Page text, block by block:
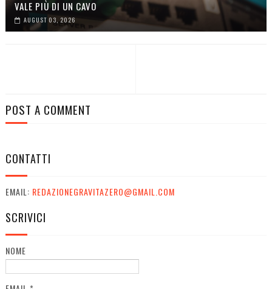
VALE PIÙ DI UN CAVO
AUGUST 03, 2026
POST A COMMENT
CONTATTI
EMAIL: REDAZIONEGRAVITAZERO@GMAIL.COM
SCRIVICI
NOME